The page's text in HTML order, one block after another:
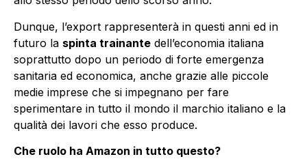
Dunque, l’export rappresenterà in questi anni ed in
futuro la spinta trainante dell’economia italiana
soprattutto dopo un periodo di forte emergenza
sanitaria ed economica, anche grazie alle piccole
medie imprese che si impegnano per fare
sperimentare in tutto il mondo il marchio italiano e la
qualità dei lavori che esso produce.
Che ruolo ha Amazon in tutto questo?